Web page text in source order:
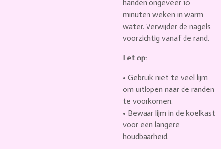
handen ongeveer 10
minuten weken in warm
water. Verwijder de nagels
voorzichtig vanaf de rand.
Let op:
• Gebruik niet te veel lijm
om uitlopen naar de randen
te voorkomen.
• Bewaar lijm in de koelkast
voor een langere
houdbaarheid.